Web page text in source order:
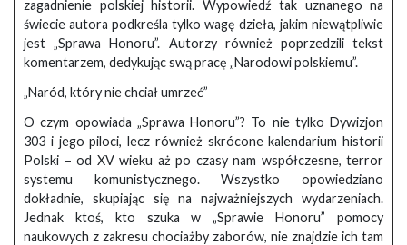
zagadnienie polskiej historii. Wypowiedź tak uznanego na
świecie autora podkreśla tylko wagę dzieła, jakim niewątpliwie
jest „Sprawa Honoru”. Autorzy również poprzedzili tekst
komentarzem, dedykując swą pracę „Narodowi polskiemu”.
„Naród, który nie chciał umrzeć”
O czym opowiada „Sprawa Honoru”? To nie tylko Dywizjon
303 i jego piloci, lecz również skrócone kalendarium historii
Polski – od XV wieku aż po czasy nam współczesne, terror
systemu komunistycznego. Wszystko opowiedziano
dokładnie, skupiając się na najważniejszych wydarzeniach.
Jednak ktoś, kto szuka w „Sprawie Honoru” pomocy
naukowych z zakresu chociażby zaborów, nie znajdzie ich tam